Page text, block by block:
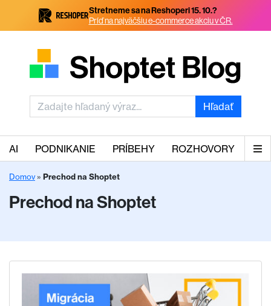
Stretneme sa na Reshoperi 15. 10.?
Príď na najväčšiu e-commerce akciu v ČR.
Hľadať
AI PODNIKANIE PRÍBEHY ROZHOVORY
Domov» Prechod na Shoptet
Prechod na Shoptet